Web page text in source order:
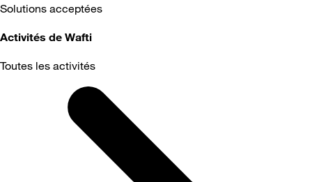
Solutions acceptées
Activités de Wafti
Toutes les activités